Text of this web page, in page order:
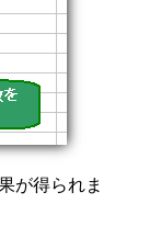
が得られま